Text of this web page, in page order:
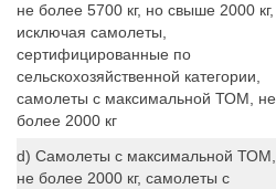
не более 5700 кг, но свыше 2000 кг,
исключая самолеты,
сертифицированные по
сельскохозяйственной категории,
самолеты с максимальной ТОМ, не
более 2000 кг
d) Самолеты с максимальной ТОМ,
не более 2000 кг, самолеты с